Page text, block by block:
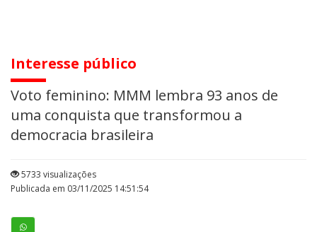
Interesse público
Voto feminino: MMM lembra 93 anos de
uma conquista que transformou a
democracia brasileira
5733 visualizações
Publicada em 03/11/2025 14:51:54